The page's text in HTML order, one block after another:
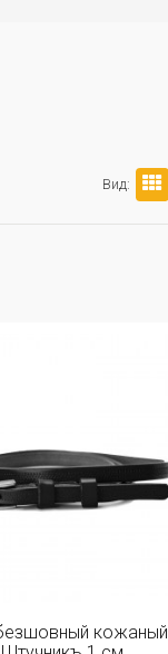
Вид:
кожаный